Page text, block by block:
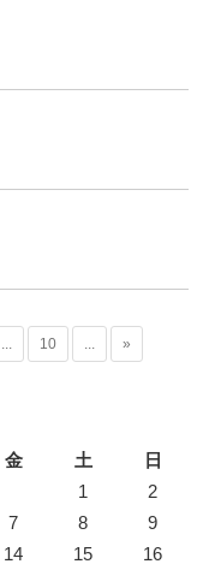
... 10 ... »
金 土
日
1
2
7 8
9
14 15
16